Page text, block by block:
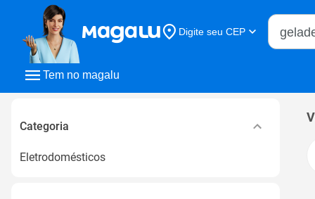
Tem no magalu
Digite seu CEP
Buscar
Categoria
Eletrodomésticos